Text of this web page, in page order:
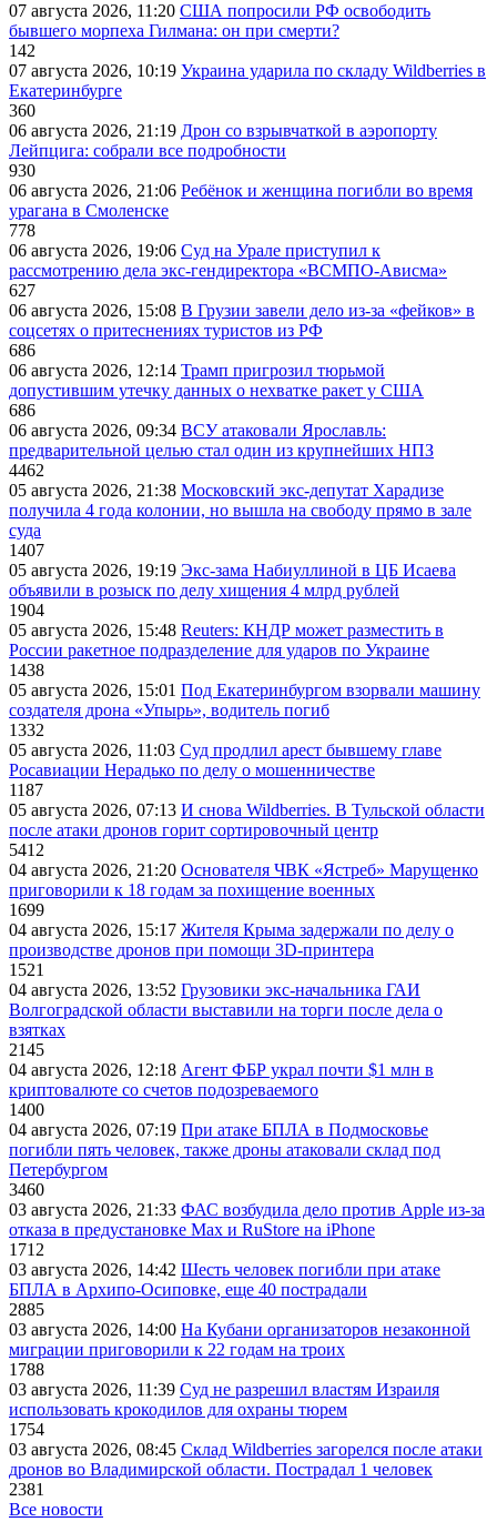
07 августа 2026, 11:20 США попросили РФ освободить
бывшего морпеха Гилмана: он при смерти?
142
07 августа 2026, 10:19 Украина ударила по складу Wildberries в
Екатеринбурге
360
06 августа 2026, 21:19 Дрон со взрывчаткой в аэропорту
Лейпцига: собрали все подробности
930
06 августа 2026, 21:06 Ребёнок и женщина погибли во время
урагана в Смоленске
778
06 августа 2026, 19:06 Суд на Урале приступил к
рассмотрению дела экс-гендиректора «ВСМПО-Ависма»
627
06 августа 2026, 15:08 В Грузии завели дело из-за «фейков» в
соцсетях о притеснениях туристов из РФ
686
06 августа 2026, 12:14 Трамп пригрозил тюрьмой
допустившим утечку данных о нехватке ракет у США
686
06 августа 2026, 09:34 ВСУ атаковали Ярославль:
предварительной целью стал один из крупнейших НПЗ
4462
05 августа 2026, 21:38 Московский экс-депутат Харадизе
получила 4 года колонии, но вышла на свободу прямо в зале
суда
1407
05 августа 2026, 19:19 Экс-зама Набиуллиной в ЦБ Исаева
объявили в розыск по делу хищения 4 млрд рублей
1904
05 августа 2026, 15:48 Reuters: КНДР может разместить в
России ракетное подразделение для ударов по Украине
1438
05 августа 2026, 15:01 Под Екатеринбургом взорвали машину
создателя дрона «Упырь», водитель погиб
1332
05 августа 2026, 11:03 Суд продлил арест бывшему главе
Росавиации Нерадько по делу о мошенничестве
1187
05 августа 2026, 07:13 И снова Wildberries. В Тульской области
после атаки дронов горит сортировочный центр
5412
04 августа 2026, 21:20 Основателя ЧВК «Ястреб» Марущенко
приговорили к 18 годам за похищение военных
1699
04 августа 2026, 15:17 Жителя Крыма задержали по делу о
производстве дронов при помощи 3D‑принтера
1521
04 августа 2026, 13:52 Грузовики экс-начальника ГАИ
Волгоградской области выставили на торги после дела о
взятках
2145
04 августа 2026, 12:18 Агент ФБР украл почти $1 млн в
криптовалюте со счетов подозреваемого
1400
04 августа 2026, 07:19 При атаке БПЛА в Подмосковье
погибли пять человек, также дроны атаковали склад под
Петербургом
3460
03 августа 2026, 21:33 ФАС возбудила дело против Apple из-за
отказа в предустановке Max и RuStore на iPhone
1712
03 августа 2026, 14:42 Шесть человек погибли при атаке
БПЛА в Архипо-Осиповке, еще 40 пострадали
2885
03 августа 2026, 14:00 На Кубани организаторов незаконной
миграции приговорили к 22 годам на троих
1788
03 августа 2026, 11:39 Суд не разрешил властям Израиля
использовать крокодилов для охраны тюрем
1754
03 августа 2026, 08:45 Склад Wildberries загорелся после атаки
дронов во Владимирской области. Пострадал 1 человек
2381
Все новости